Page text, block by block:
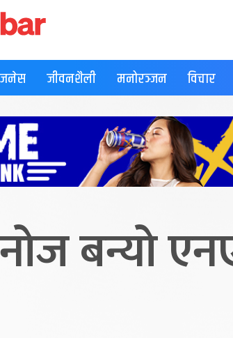
जीवनशैली मनोरञ्जन विचार